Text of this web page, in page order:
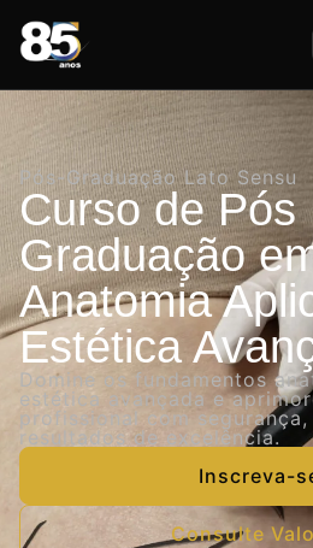
Pós-Graduação Lato Sensu
Curso de Pós
Graduação
Anatomia
Estética
Domine os fundamentos
estética avançada e
profissional com
resultados de excelência.
Inscreva-
Consulte